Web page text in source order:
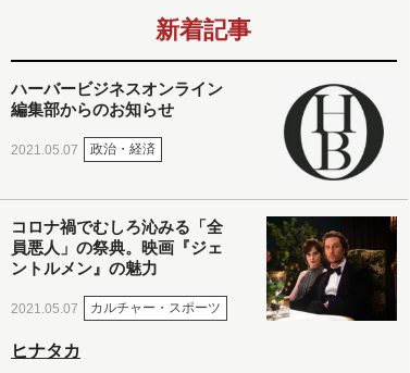
新着記事
ハーバービジネスオンライン
編集部からのお知らせ
2021.05.07 政治・経済
コロナ禍でむしろ沁みる「全
員悪人」の祭典。映画『ジェ
ントルメン』の魅力
2021.05.07 カルチャー・スポーツ
ヒナタカ